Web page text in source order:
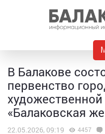
В Балакове
первенство
«Балаковская
22.05.2026, 09:19 4457